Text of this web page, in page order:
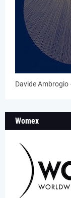
Davide
Womex